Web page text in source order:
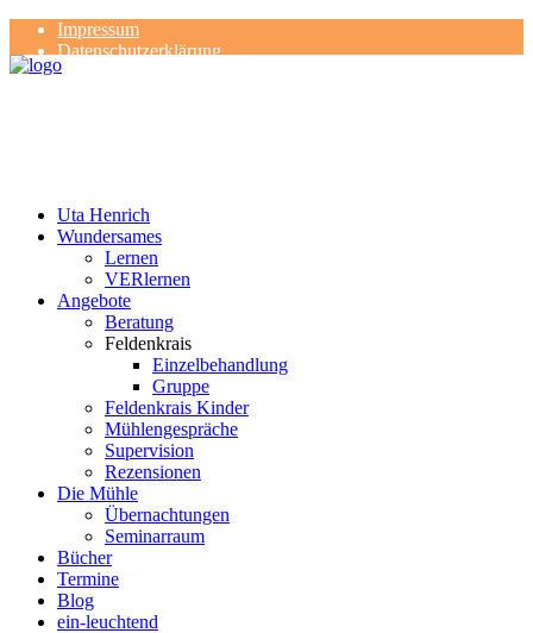
Impressum
Datenschutzerklärung
Kontakt
Uta Henrich
Wundersames
Lernen
VERlernen
Angebote
Beratung
Feldenkrais
Einzelbehandlung
Gruppe
Feldenkrais Kinder
Mühlengespräche
Supervision
Rezensionen
Die Mühle
Übernachtungen
Seminarraum
Bücher
Termine
Blog
ein-leuchtend